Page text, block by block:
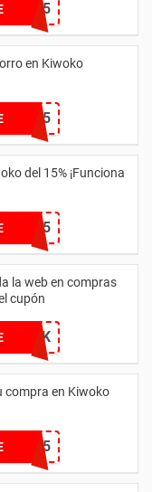
en Kiwoko
del 15% ¡Funciona
la web en compras
cupón
compra en Kiwoko